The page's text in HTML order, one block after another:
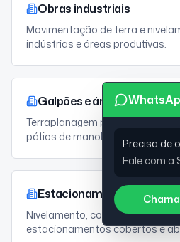
Obras industriais
Movimentação de terra e
indústrias e áreas produtivas.
Galpões e áreas logísticas
Terraplanagem para galpões,
pátios de manobra.
Estacionamentos
Nivelamento, compactação e
estacionamentos cobertos e
Precisa de
Fale com a